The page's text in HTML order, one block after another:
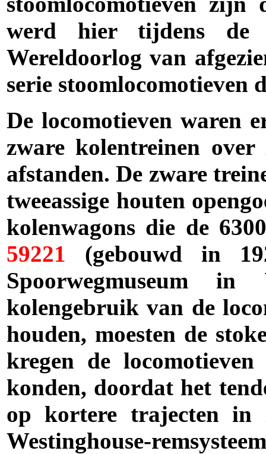
werd hier tijdens de
Wereldoorlog van
serie stoomlocomotieven
De locomotieven waren
zware kolentreinen
afstanden. De zware
tweeassige houten
kolenwagons die de
59221 (gebouwd in
Spoorwegmuseum
kolengebruik van de
houden, moesten de
kregen de
konden, doordat het
op kortere trajecten in
Westinghouse-